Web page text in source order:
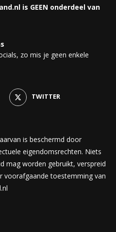
is GEEN onderdeel van
zo mis je geen enkele
TWITTER
is beschermd door
eigendomsrechten. Niets
mag worden gebruikt, verspreid
voorafgaande toestemming van